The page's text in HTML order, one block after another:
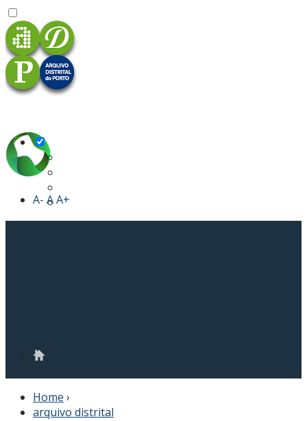
A- AA+
Home ›
arquivo distrital